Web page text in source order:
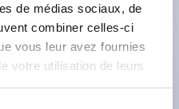
de médias sociaux, de
combiner celles-ci
vous leur avez fournies
votre utilisation de leurs
génération :
garde intégrée,
doigts IP20.